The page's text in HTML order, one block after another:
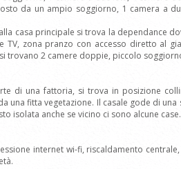
da un ampio soggiorno, 1 camera a
casa principale si trova la dependance
TV, zona pranzo con accesso diretto al
trovano 2 camere doppie, piccolo
di una fattoria, si trova in posizione
una fitta vegetazione. Il casale gode di
isolata anche se vicino ci sono alcune case.
internet wi-fi, riscaldamento